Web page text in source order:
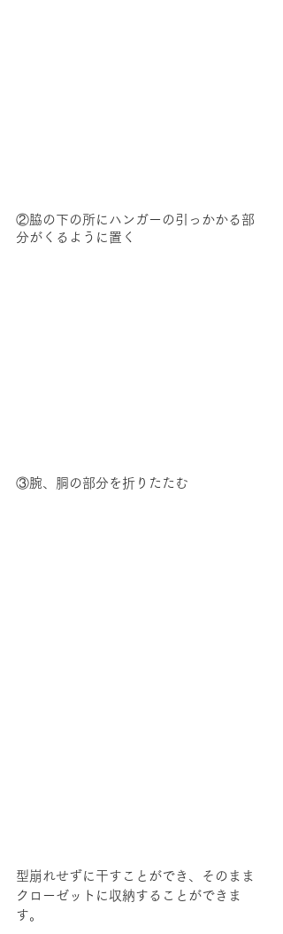
②脇の下の所にハンガーの引っかかる部
分がくるように置く
③腕、胴の部分を折りたたむ
型崩れせずに干すことができ、そのまま
クローゼットに収納することができま
す。